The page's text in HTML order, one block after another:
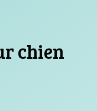
chien